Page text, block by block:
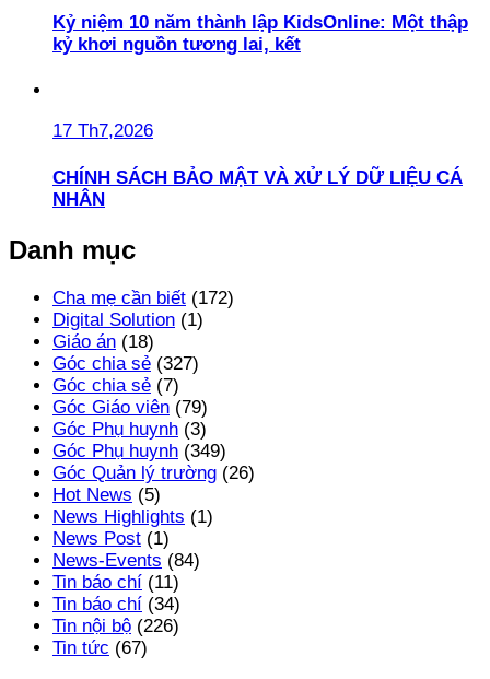
Kỷ niệm 10 năm thành lập KidsOnline: Một thập
kỷ khơi nguồn tương lai, kết
17 Th7,2026
CHÍNH SÁCH BẢO MẬT VÀ XỬ LÝ DỮ LIỆU CÁ
NHÂN
Danh mục
Cha mẹ cần biết (172)
Digital Solution (1)
Giáo án (18)
Góc chia sẻ (327)
Góc chia sẻ (7)
Góc Giáo viên (79)
Góc Phụ huynh (3)
Góc Phụ huynh (349)
Góc Quản lý trường (26)
Hot News (5)
News Highlights (1)
News Post (1)
News-Events (84)
Tin báo chí (11)
Tin báo chí (34)
Tin nội bộ (226)
Tin tức (67)